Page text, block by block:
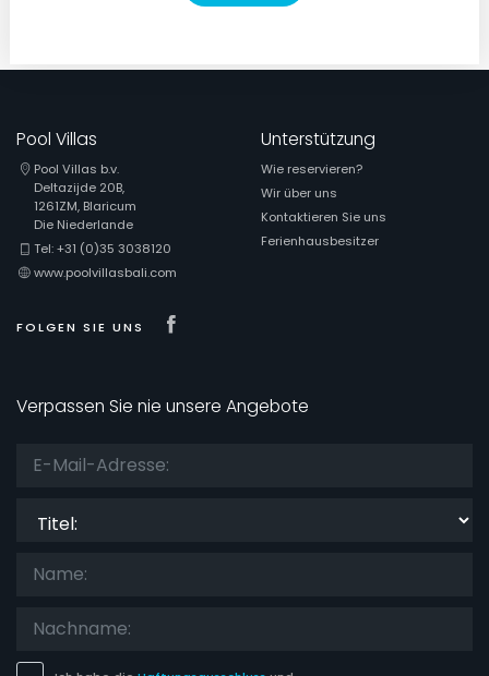
Pool Villas
Pool Villas b.v.
Deltazijde 20B,
1261ZM, Blaricum
Die Niederlande
Tel: +31 (0)35 3038120
www.poolvillasbali.com
FOLGEN SIE UNS
Unterstützung
Wie reservieren?
Wir über uns
Kontaktieren Sie uns
Ferienhausbesitzer
Verpassen Sie nie unsere Angebote